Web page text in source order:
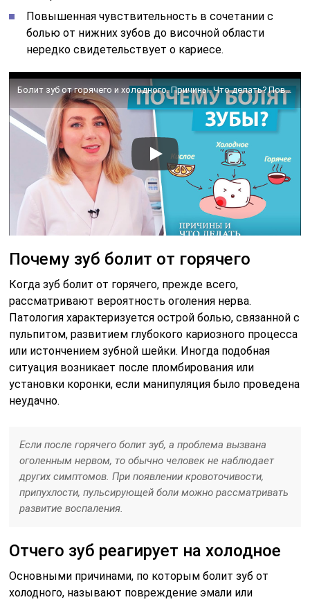
Повышенная чувствительность в сочетании с
болью от нижних зубов до височной области
нередко свидетельствует о кариесе.
Болит зуб от горячего и холодного. Причины. Что делать? Повышенная чувствительность зубов
Почему зуб болит от горячего
Когда зуб болит от горячего, прежде всего,
рассматривают вероятность оголения нерва.
Патология характеризуется острой болью, связанной с
пульпитом, развитием глубокого кариозного процесса
или истончением зубной шейки. Иногда подобная
ситуация возникает после пломбирования или
установки коронки, если манипуляция было проведена
неудачно.
Если после горячего болит зуб, а проблема вызвана
оголенным нервом, то обычно человек не наблюдает
других симптомов. При появлении кровоточивости,
припухлости, пульсирующей боли можно рассматривать
развитие воспаления.
Отчего зуб реагирует на холодное
Основными причинами, по которым болит зуб от
холодного, называют повреждение эмали или